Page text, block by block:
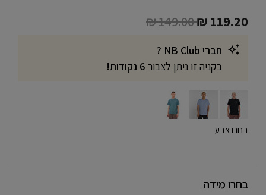
Price reduced from
₪ 149.00to
₪ 119.20
חברי NB Club ?
בקניה זו ניתן לצבור
בחרו צבע
בחרו מידה